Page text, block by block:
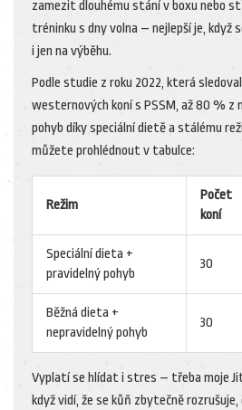
zamezit dlouhému stání v boxu nebo
tréninku s dny volna – nejlepší je, když
i jen na výběhu.
Podle studie z roku 2022, která
westernových koní s PSSM, až 80 % z
pohyb díky speciální dietě a stálému
můžete prohlédnout v tabulce:
Režim
Počet
koní
Speciální dieta +
pravidelný pohyb
30
Běžná dieta +
nepravidelný pohyb
30
Vyplatí se hlídat i stres – třeba moje
když vidí, že se kůň zbytečně